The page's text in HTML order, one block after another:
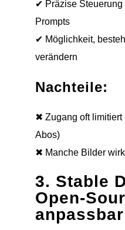
✔ Präzise
Prompts
✔ Möglichkeit,
verändern
Nachteile:
✖ Zugang oft limitiert
Abos)
✖ Manche Bilder
3. Stable
Open-
anpassbar